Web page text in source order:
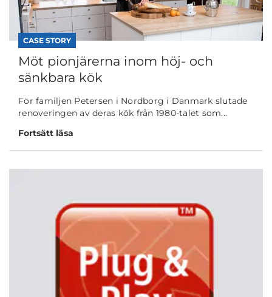
CASE STORY
Möt pionjärerna inom höj- och
sänkbara kök
För familjen Petersen i Nordborg i Danmark slutade
renoveringen av deras kök från 1980-talet som...
Fortsätt läsa